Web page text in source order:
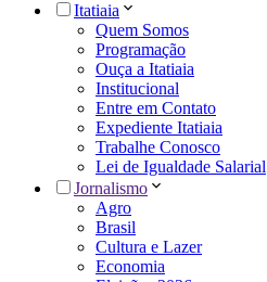
Itatiaia
Quem Somos
Programação
Ouça a Itatiaia
Institucional
Entre em Contato
Expediente Itatiaia
Trabalhe Conosco
Lei de Igualdade Salarial
Jornalismo
Agro
Brasil
Cultura e Lazer
Economia